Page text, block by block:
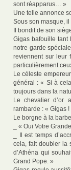
sont réapparus… »
Une telle annonce
Sous son masque,
Il bondit de son
Gigas bafouille tant
notre garde
reviennent sur leur
particulièrement
Le céleste
général : « Si à
toujours dans la
Le chevalier d’or
rambarde : « Gigas !
Le borgne à la
_ « Oui Votre
_ Il est temps
cela, fait doubler la
d’Athéna qui
Grand Pope. »